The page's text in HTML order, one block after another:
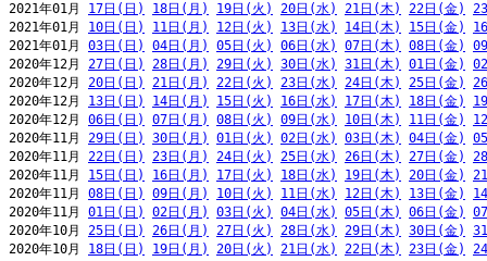
2021年01月 17日(日) 18日(月) 19日(火) 20日(水) 21日(木) 22日(金)
2021年01月 10日(日) 11日(月) 12日(火) 13日(水) 14日(木) 15日(金)
2021年01月 03日(日) 04日(月) 05日(火) 06日(水) 07日(木) 08日(金)
2020年12月 27日(日) 28日(月) 29日(火) 30日(水) 31日(木) 01日(金)
2020年12月 20日(日) 21日(月) 22日(火) 23日(水) 24日(木) 25日(金)
2020年12月 13日(日) 14日(月) 15日(火) 16日(水) 17日(木) 18日(金)
2020年12月 06日(日) 07日(月) 08日(火) 09日(水) 10日(木) 11日(金)
2020年11月 29日(日) 30日(月) 01日(火) 02日(水) 03日(木) 04日(金)
2020年11月 22日(日) 23日(月) 24日(火) 25日(水) 26日(木) 27日(金)
2020年11月 15日(日) 16日(月) 17日(火) 18日(水) 19日(木) 20日(金)
2020年11月 08日(日) 09日(月) 10日(火) 11日(水) 12日(木) 13日(金)
2020年11月 01日(日) 02日(月) 03日(火) 04日(水) 05日(木) 06日(金)
2020年10月 25日(日) 26日(月) 27日(火) 28日(水) 29日(木) 30日(金)
2020年10月 18日(日) 19日(月) 20日(火) 21日(水) 22日(木) 23日(金)